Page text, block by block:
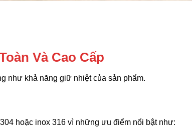
Và Cao Cấp
như khả năng giữ nhiệt của sản phẩm.
hoặc inox 316 vì những ưu điểm nổi bật như: